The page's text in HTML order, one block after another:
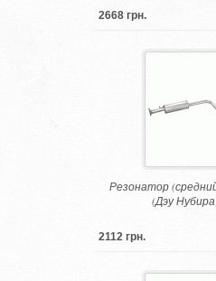
2668 грн.
Резонатор
(Дэу
2112 грн.